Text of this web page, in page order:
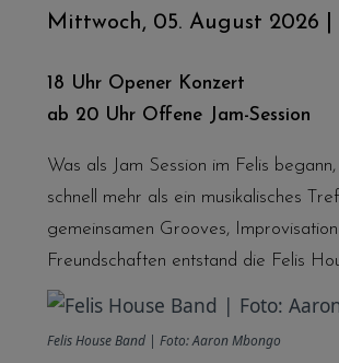
Mittwoch, 05. August 2026 |
18 Uhr Opener Konzert
ab 20 Uhr Offene Jam-Session
Was als Jam Session im Felis
schnell mehr als ein musikalisches
gemeinsamen Grooves,
Freundschaften entstand die Felis
Felis House Band | Foto: Aaron Mbongo